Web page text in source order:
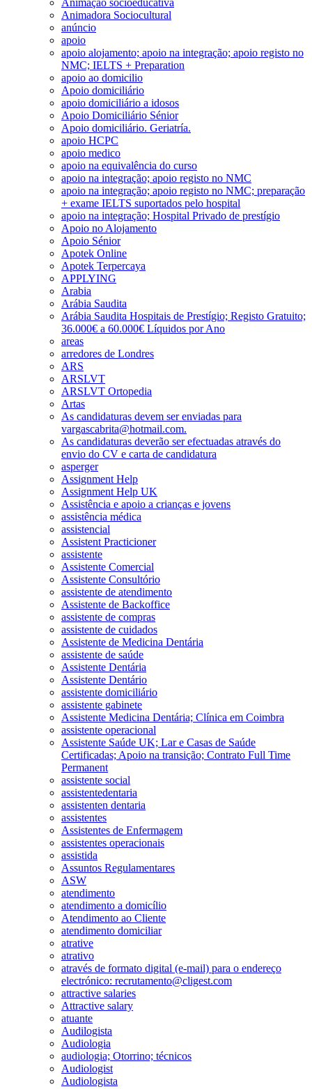
Animadora Sociocultural
anúncio
apoio
apoio alojamento; apoio na integração; apoio registo no
NMC; IELTS + Preparation
apoio ao domicilio
Apoio domiciliário
apoio domiciliário a idosos
Apoio Domiciliário Sénior
Apoio domiciliário. Geriatría.
apoio HCPC
apoio medico
apoio na equivalência do curso
apoio na integração; apoio registo no NMC
apoio na integração; apoio registo no NMC; preparação
+ exame IELTS suportados pelo hospital
apoio na integração; Hospital Privado de prestígio
Apoio no Alojamento
Apoio Sénior
Apotek Online
Apotek Terpercaya
APPLYING
Arabia
Arábia Saudita
Arábia Saudita Hospitais de Prestígio; Registo Gratuito;
36.000€ a 60.000€ Líquidos por Ano
areas
arredores de Londres
ARS
ARSLVT
ARSLVT Ortopedia
Artas
As candidaturas devem ser enviadas para
vargascabrita@hotmail.com.
As candidaturas deverão ser efectuadas através do
envio do CV e carta de candidatura
asperger
Assignment Help
Assignment Help UK
Assistência e apoio a crianças e jovens
assistência médica
assistencial
Assistent Practicioner
assistente
Assistente Comercial
Assistente Consultório
assistente de atendimento
Assistente de Backoffice
assistente de compras
assistente de cuidados
Assistente de Medicina Dentária
assistente de saúde
Assistente Dentária
Assistente Dentário
assistente domiciliário
assistente gabinete
Assistente Medicina Dentária; Clínica em Coimbra
assistente operacional
Assistente Saúde UK; Lar e Casas de Saúde
Certificadas; Apoio na transição; Contrato Full Time
Permanent
assistente social
assistentedentaria
assistenten dentaria
assistentes
Assistentes de Enfermagem
assistentes operacionais
assistida
Assuntos Regulamentares
ASW
atendimento
atendimento a domicílio
Atendimento ao Cliente
atendimento domiciliar
atrative
atrativo
através de formato digital (e-mail) para o endereço
electrónico: recrutamento@cligest.com
attractive salaries
Attractive salary
atuante
Audilogista
Audiologia
audiologia; Otorrino; técnicos
Audiologist
Audiologista